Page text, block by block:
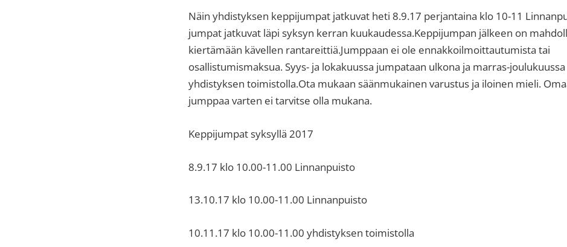
Näin yhdistyksen keppijumpat jatkuvat heti 8.9.17 perjantaina klo 10-11
jumpat jatkuvat läpi syksyn kerran kuukaudessa.Keppijumpan jälkeen on
kiertämään kävellen rantareittiä.Jumppaan ei ole ennakkoilmoittautumista tai
osallistumismaksua. Syys- ja lokakuussa jumpataan ulkona ja marras-joulukuussa
yhdistyksen toimistolla.Ota mukaan säänmukainen varustus ja iloinen mieli.
jumppaa varten ei tarvitse olla mukana.
Keppijumpat syksyllä 2017
8.9.17 klo 10.00-11.00 Linnanpuisto
13.10.17 klo 10.00-11.00 Linnanpuisto
10.11.17 klo 10.00-11.00 yhdistyksen toimistolla